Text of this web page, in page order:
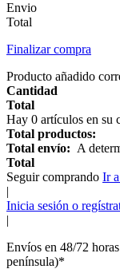
Envio
Total
Finalizar compra
Producto añadido
Cantidad
Total
Hay 0 artículos en su
Total productos:
Total envío: A
Total
Seguir comprando Ir
|
Inicia sesión o
|
Envíos en 48/72
península)*